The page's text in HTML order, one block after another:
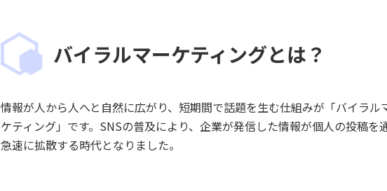
バイラルマーケティングとは？
情報が人から人へと自然に広がり、短期間で話題を生む仕組みが「バイラル
ケティング」です。SNSの普及により、企業が発信した情報が個人の投稿を
急速に拡散する時代となりました。